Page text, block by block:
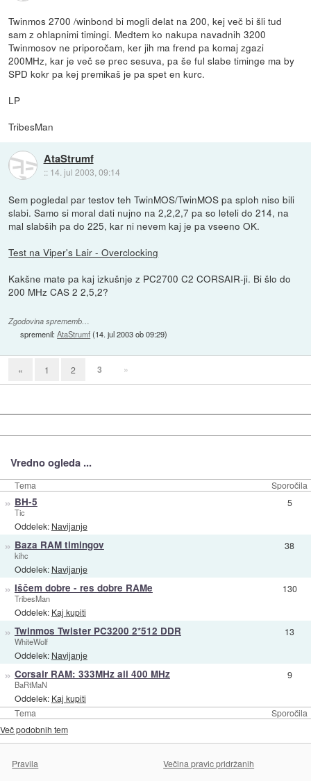
Twinmos 2700 /winbond bi mogli delat na 200, kej več bi šli tud
sam z ohlapnimi timingi. Medtem ko nakupa navadnih 3200
Twinmosov ne priporočam, ker jih ma frend pa komaj zgazi
200MHz, kar je več se prec sesuva, pa še ful slabe timinge ma by
SPD kokr pa kej premikaš je pa spet en kurc.
LP
TribesMan
AtaStrumf
:: 14. jul 2003, 09:14
Sem pogledal par testov teh TwinMOS/TwinMOS pa sploh niso bili
slabi. Samo si moral dati nujno na 2,2,2,7 pa so leteli do 214, na
mal slabših pa do 225, kar ni nevem kaj je pa vseeno OK.
Test na Viper's Lair - Overclocking
Kakšne mate pa kaj izkušnje z PC2700 C2 CORSAIR-ji. Bi šlo do
200 MHz CAS 2 2,5,2?
Zgodovina sprememb…
spremenil:AtaStrumf(14. jul 2003 ob 09:29)
« 1 2 3 »
Vredno ogleda ...
Tema Sporočila
Tema Sporočila
» BH-5
Tic
Oddelek: Navijanje
5
» Baza RAM timingov
kihc
Oddelek: Navijanje
38
» Iščem dobre - res dobre RAMe
TribesMan
Oddelek: Kaj kupiti
130
» Twinmos Twister PC3200 2*512 DDR
WhiteWolf
Oddelek: Navijanje
13
» Corsair RAM: 333MHz ali 400 MHz
BaRtMaN
Oddelek: Kaj kupiti
9
Več podobnih tem
Pravila
Večina pravic pridržanih